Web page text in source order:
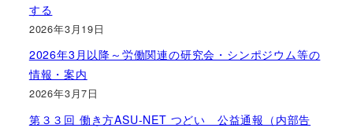
する
2026年3月19日
2026年3月以降～労働関連の研究会・シンポジウム等の
情報・案内
2026年3月7日
第３３回 働き方ASU-NET つどい 公益通報（内部告